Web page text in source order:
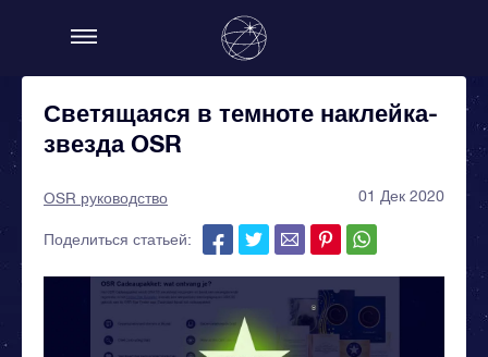
Светящаяся в темноте наклейка-
звезда OSR
OSR руководство 01 Дек 2020
Поделиться статьей: